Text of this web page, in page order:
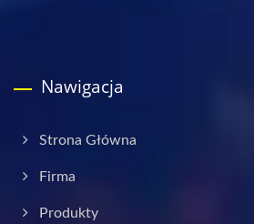
Nawigacja
Strona Główna
Firma
Produkty